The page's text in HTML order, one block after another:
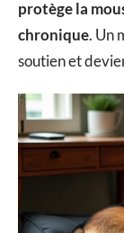
protège la
chronique. Un
soutien et